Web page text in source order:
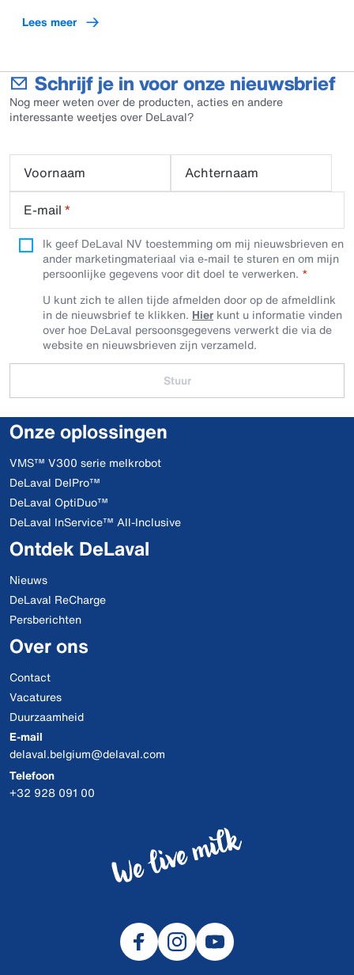
Lees meer
Schrijf je in voor onze nieuwsbrief
Nog meer weten over de producten, acties en andere
interessante weetjes over DeLaval?
Voornaam
Achternaam
E-mail *
Ik geef DeLaval NV toestemming om mij nieuwsbrieven en
ander marketingmateriaal via e-mail te sturen en om mijn
persoonlijke gegevens voor dit doel te verwerken.
U kunt zich te allen tijde afmelden door op de afmeldlink
in de nieuwsbrief te klikken. Hier kunt u informatie vinden
over hoe DeLaval persoonsgegevens verwerkt die via de
website en nieuwsbrieven zijn verzameld.
Stuur
Onze oplossingen
VMS™ V300 serie melkrobot
DeLaval DelPro™
DeLaval OptiDuo™
DeLaval InService™ All-Inclusive
Ontdek DeLaval
Nieuws
DeLaval ReCharge
Persberichten
Over ons
Contact
Vacatures
Duurzaamheid
E-mail
delaval.belgium@delaval.com
Telefoon
+32 928 091 00